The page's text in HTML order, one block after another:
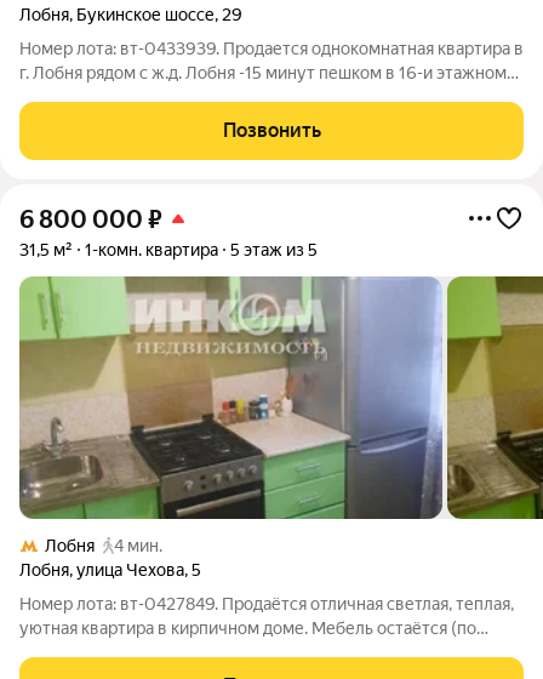
Лобня, Букинское шоссе, 29
Номер лота: вт-0433939. Продается однокомнатная квартира в
г. Лобня рядом с ж.д. Лобня -15 минут пешком в 16-и этажном
продуктовые магазины, кафе, банки. Недалеко Лобненская
центральная больница -10
Позвонить
6 800 000 ₽
31,5 м² 1-комн. квартира 5 этаж из 5
Лобня
4 мин.
Лобня,улица Чехова,5
Номер лота: вт-0427849. Продаётся отличная светлая, теплая,
уютная квартира в кирпичном доме. Мебель остаётся (по